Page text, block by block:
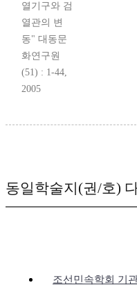
열기구와 검
열관의 변
동" 대동문
화연구원
(51) : 1-44,
2005
동일학술지(권/호)
조선민속학회 기